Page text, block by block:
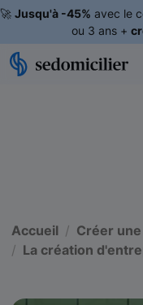
🚀 Jusqu'à -45% avec le
ou 3 ans +
Accueil
Créer
La création